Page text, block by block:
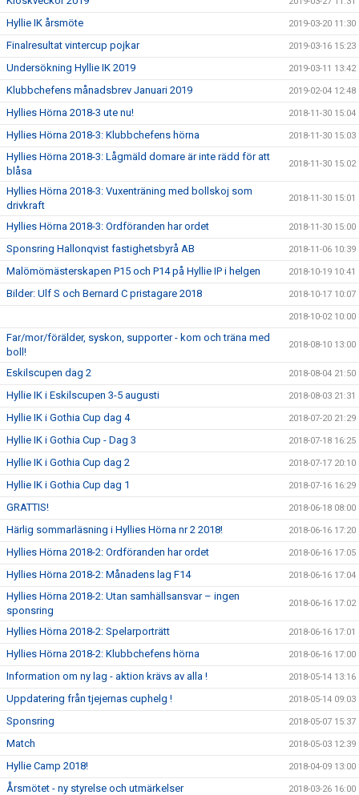
Hyllie IK årsmöte 2019-03-20 11:30
Finalresultat vintercup pojkar 2019-03-16 15:23
Undersökning Hyllie IK 2019 2019-03-11 13:42
Klubbchefens månadsbrev Januari 2019 2019-02-04 12:48
Hyllies Hörna 2018-3 ute nu! 2018-11-30 15:04
Hyllies Hörna 2018-3: Klubbchefens hörna 2018-11-30 15:03
Hyllies Hörna 2018-3: Lågmäld domare är inte rädd för att
blåsa
2018-11-30 15:02
Hyllies Hörna 2018-3: Vuxenträning med bollskoj som
drivkraft
2018-11-30 15:01
Hyllies Hörna 2018-3: Ordföranden har ordet 2018-11-30 15:00
Sponsring Hallonqvist fastighetsbyrå AB 2018-11-06 10:39
Malömömästerskapen P15 och P14 på Hyllie IP i helgen 2018-10-19 10:41
Bilder: Ulf S och Bernard C pristagare 2018 2018-10-17 10:07
2018-10-02 10:00
Far/mor/förälder, syskon, supporter - kom och träna med
boll!
2018-08-10 13:00
Eskilscupen dag 2 2018-08-04 21:50
Hyllie IK i Eskilscupen 3-5 augusti 2018-08-03 21:31
Hyllie IK i Gothia Cup dag 4 2018-07-20 21:29
Hyllie IK i Gothia Cup - Dag 3 2018-07-18 16:25
Hyllie IK i Gothia Cup dag 2 2018-07-17 20:10
Hyllie IK i Gothia Cup dag 1 2018-07-16 16:29
GRATTIS! 2018-06-18 08:00
Härlig sommarläsning i Hyllies Hörna nr 2 2018! 2018-06-16 17:20
Hyllies Hörna 2018-2: Ordföranden har ordet 2018-06-16 17:05
Hyllies Hörna 2018-2: Månadens lag F14 2018-06-16 17:04
Hyllies Hörna 2018-2: Utan samhällsansvar – ingen
sponsring
2018-06-16 17:02
Hyllies Hörna 2018-2: Spelarporträtt 2018-06-16 17:01
Hyllies Hörna 2018-2: Klubbchefens hörna 2018-06-16 17:00
Information om ny lag - aktion krävs av alla ! 2018-05-14 13:16
Uppdatering från tjejernas cuphelg ! 2018-05-14 09:03
Sponsring 2018-05-07 15:37
Match 2018-05-03 12:39
Hyllie Camp 2018! 2018-04-09 13:00
Årsmötet - ny styrelse och utmärkelser 2018-03-26 16:00